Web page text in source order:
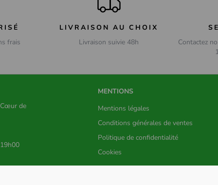
frais
LIVRAISON AU CHOIX
Livraison suivie 48h
Contactez
Cœur de
MENTIONS
Mentions légales
Conditions générales de ventes
Politique de confidentialité
Cookies